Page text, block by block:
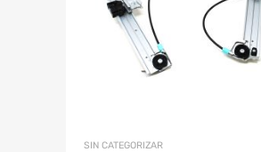
SIN CATEGORIZAR